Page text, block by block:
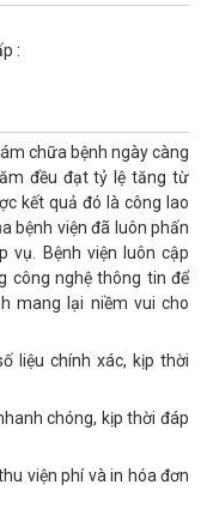
:
chữa bệnh ngày càng
đều đạt tỷ lệ tăng từ
kết quả đó là công lao
bệnh viện đã luôn phấn
vụ. Bệnh viện luôn cập
công nghệ thông tin để
mang lại niềm vui cho
liệu chính xác, kịp thời
chóng, kịp thời đáp
viện phí và in hóa đơn